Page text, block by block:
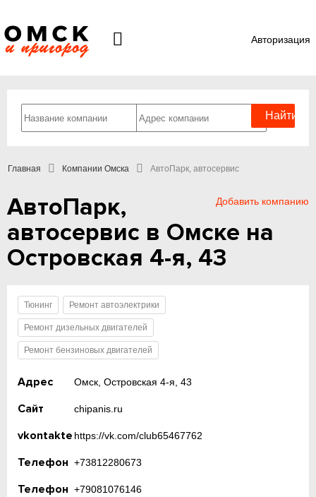
Авторизация
Главная Компании Омска АвтоПарк, автосервис
Добавить компанию
АвтоПарк,
автосервис в Омске на
Островская 4-я, 43
Тюнинг Ремонт автоэлектрики
Ремонт дизельных двигателей
Ремонт бензиновых двигателей
Адрес Омск, Островская 4-я, 43
Сайт chipanis.ru
vkontakte https://vk.com/club65467762
Телефон +73812280673
Телефон +79081076146